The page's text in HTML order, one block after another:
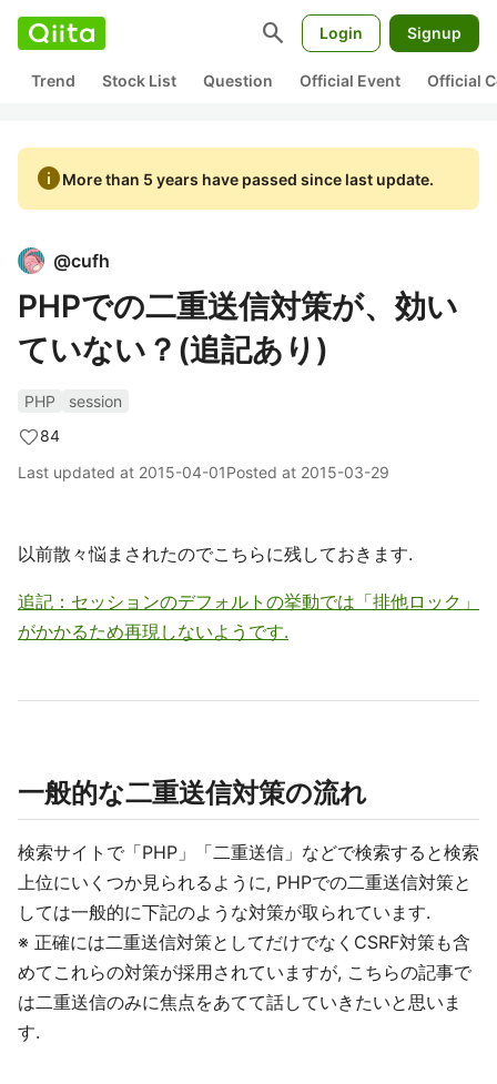
search Login Signup
Trend Stock List Question Official Event Official
infoMore than 5 years have passed since last update.
@cufh
PHPでの二重送信対策が、効い
ていない？(追記あり)
PHP
session
84
Last updated at 2015-04-01Posted at 2015-03-29
以前散々悩まされたのでこちらに残しておきます.
追記：セッションのデフォルトの挙動では「排他ロック」
がかかるため再現しないようです.
一般的な二重送信対策の流れ
検索サイトで「PHP」「二重送信」などで検索すると検索
上位にいくつか見られるように, PHPでの二重送信対策と
しては一般的に下記のような対策が取られています.
※ 正確には二重送信対策としてだけでなくCSRF対策も含
めてこれらの対策が採用されていますが, こちらの記事で
は二重送信のみに焦点をあてて話していきたいと思いま
す.